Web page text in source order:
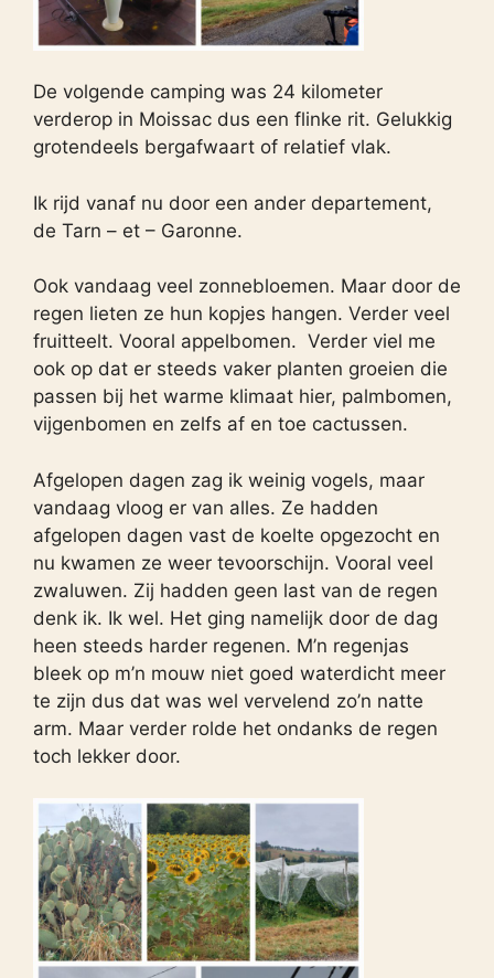
De volgende camping was 24 kilometer
verderop in Moissac dus een flinke rit. Gelukkig
grotendeels bergafwaart of relatief vlak.
Ik rijd vanaf nu door een ander departement,
de Tarn – et – Garonne.
Ook vandaag veel zonnebloemen. Maar door de
regen lieten ze hun kopjes hangen. Verder veel
fruitteelt. Vooral appelbomen. Verder viel me
ook op dat er steeds vaker planten groeien die
passen bij het warme klimaat hier, palmbomen,
vijgenbomen en zelfs af en toe cactussen.
Afgelopen dagen zag ik weinig vogels, maar
vandaag vloog er van alles. Ze hadden
afgelopen dagen vast de koelte opgezocht en
nu kwamen ze weer tevoorschijn. Vooral veel
zwaluwen. Zij hadden geen last van de regen
denk ik. Ik wel. Het ging namelijk door de dag
heen steeds harder regenen. M’n regenjas
bleek op m’n mouw niet goed waterdicht meer
te zijn dus dat was wel vervelend zo’n natte
arm. Maar verder rolde het ondanks de regen
toch lekker door.